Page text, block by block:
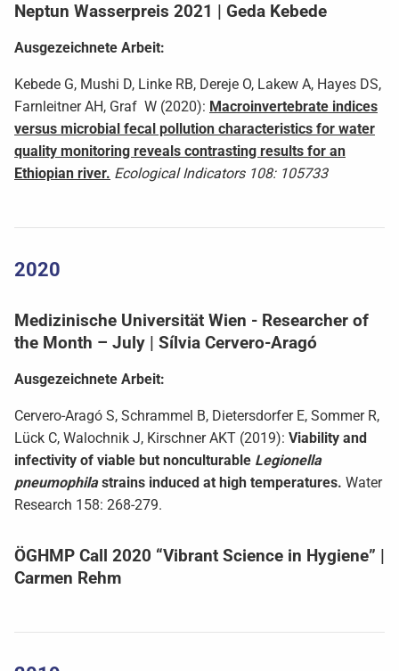
Neptun Wasserpreis 2021 | Geda Kebede
Ausgezeichnete Arbeit:
Kebede G, Mushi D, Linke RB, Dereje O, Lakew A, Hayes DS,
Farnleitner AH, Graf W (2020): Macroinvertebrate indices
versus microbial fecal pollution characteristics for water
quality monitoring reveals contrasting results for an
Ethiopian river. Ecological Indicators 108: 105733
2020
Medizinische Universität Wien - Researcher of
the Month – July | Sílvia Cervero-Aragó
Ausgezeichnete Arbeit:
Cervero-Aragó S, Schrammel B, Dietersdorfer E, Sommer R,
Lück C, Walochnik J, Kirschner AKT (2019): Viability and
infectivity of viable but nonculturable Legionella
pneumophilastrains induced at high temperatures. Water
Research 158: 268-279.
ÖGHMP Call 2020 “Vibrant Science in Hygiene” |
Carmen Rehm